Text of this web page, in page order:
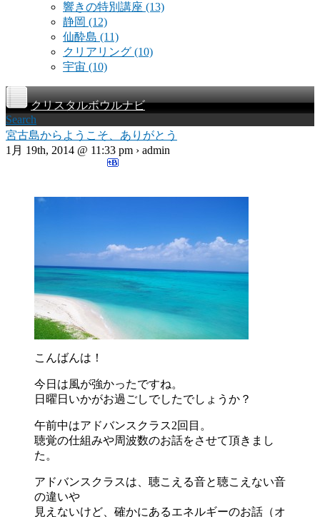
響きの特別講座 (13)
静岡 (12)
仙酔島 (11)
クリアリング (10)
宇宙 (10)
クリスタルボウルナビ
Search
宮古島からようこそ、ありがとう
1月 19th, 2014 @ 11:33 pm › admin
こんばんは！
今日は風が強かったですね。
日曜日いかがお過ごしでしたでしょうか？
午前中はアドバンスクラス2回目。
聴覚の仕組みや周波数のお話をさせて頂きまし
た。
アドバンスクラスは、聴こえる音と聴こえない音
の違いや
見えないけど、確かにあるエネルギーのお話（オ